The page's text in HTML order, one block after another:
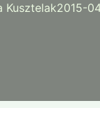
Kusztelak2015-